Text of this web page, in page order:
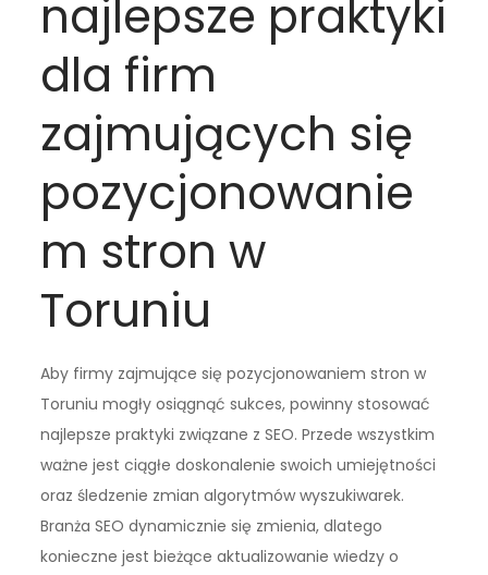
najlepsze praktyki
dla firm
zajmujących się
pozycjonowanie
m stron w
Toruniu
Aby firmy zajmujące się pozycjonowaniem stron w
Toruniu mogły osiągnąć sukces, powinny stosować
najlepsze praktyki związane z SEO. Przede wszystkim
ważne jest ciągłe doskonalenie swoich umiejętności
oraz śledzenie zmian algorytmów wyszukiwarek.
Branża SEO dynamicznie się zmienia, dlatego
konieczne jest bieżące aktualizowanie wiedzy o